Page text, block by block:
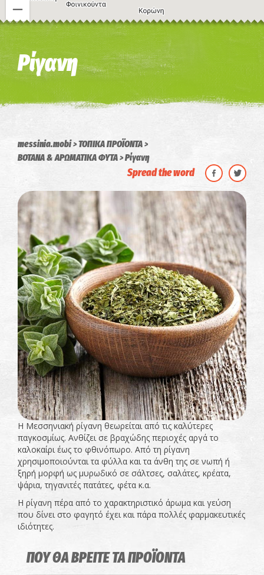
Η εικόνα ενδέχεται να υπόκειται σε πνευματικά δικαιώματα Όροι
Ρίγανη
messinia.mobi
ΤΟΠΙΚΑ ΠΡΟΪΟΝΤΑ
ΒΟΤΑΝΑ & ΑΡΩΜΑΤΙΚΑ ΦΥΤΑ
Ρίγανη
Spread the word
Η Μεσσηνιακή ρίγανη θεωρείται από τις καλύτερες
παγκοσμίως. Ανθίζει σε βραχώδης περιοχές αργά το
καλοκαίρι έως το φθινόπωρο. Από τη ρίγανη
χρησιμοποιούνται τα φύλλα και τα άνθη της σε νωπή ή
ξηρή μορφή ως μυρωδικό σε σάλτσες, σαλάτες, κρέατα,
ψάρια, τηγανιτές πατάτες, φέτα κ.α.
Η ρίγανη πέρα από το χαρακτηριστικό άρωμα και γεύση
που δίνει στο φαγητό έχει και πάρα πολλές φαρμακευτικές
ιδιότητες.
ΠΟΥ ΘΑ ΒΡΕΙΤΕ ΤΑ ΠΡΟΪΟΝΤΑ